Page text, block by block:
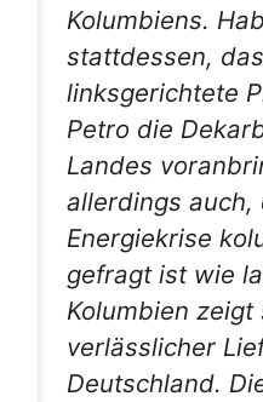
Kolumbiens.
stattdessen,
linksgerichtete
Petro die
Landes
allerdings
Energiekrise
gefragt ist wie
Kolumbien
verlässlicher
Deutschland.